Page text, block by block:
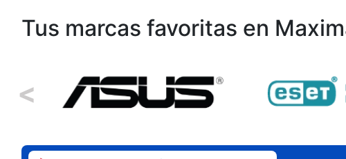
Tus marcas favoritas en
<